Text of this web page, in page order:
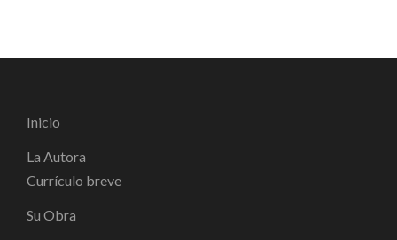
Inicio
La Autora
Currículo breve
Su Obra